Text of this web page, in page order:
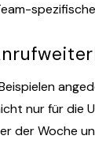
nur für die
der Woche